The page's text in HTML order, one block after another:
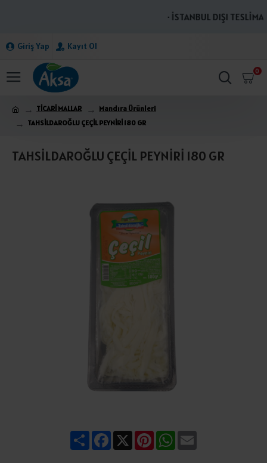
· İSTANBUL DIŞI
Giriş Yap Kayıt Ol
0
TİCARİ MALLAR
Mandıra Ürünleri
TAHSİLDAROĞLU ÇEÇİL PEYNİRİ 180 GR
TAHSİLDAROĞLU ÇEÇİL PEYNİRİ 180 GR
ShareFacebook
X PinterestWhatsApp